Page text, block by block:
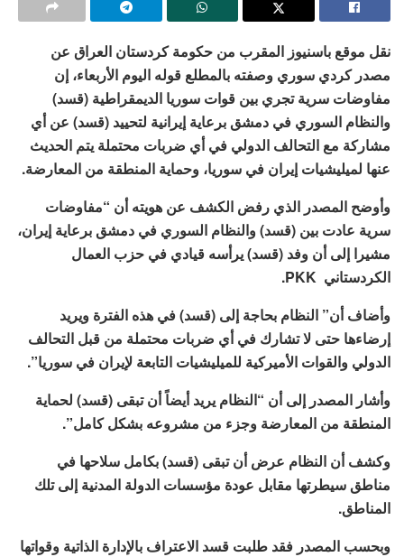
نقل موقع باسنيوز المقرب من حكومة كردستان العراق عن
مصدر كردي سوري وصفته بالمطلع قوله اليوم الأربعاء، إن
مفاوضات سرية تجري بين قوات سوريا الديمقراطية (قسد)
والنظام السوري في دمشق برعاية إيرانية لتحييد (قسد) عن أي
مشاركة مع التحالف الدولي في أي ضربات محتملة يتم الحديث
عنها لميليشيات إيران في سوريا، وحماية المنطقة من المعارضة.
وأوضح المصدر الذي رفض الكشف عن هويته أن “مفاوضات
سرية عادت بين (قسد) والنظام السوري في دمشق برعاية إيران،
مشيرا إلى أن وفد (قسد) يرأسه قيادي في حزب العمال
الكردستاني PKK.
وأضاف أن” النظام بحاجة إلى (قسد) في هذه الفترة ويريد
إرضاءها حتى لا تشارك في أي ضربات محتملة من قبل التحالف
الدولي والقوات الأميركية للميليشيات التابعة لإيران في سوريا”.
وأشار المصدر إلى أن “النظام يريد أيضاً أن تبقى (قسد) لحماية
المنطقة من المعارضة وجزء من مشروعه بشكل كامل”.
وكشف أن النظام عرض أن تبقى (قسد) بكامل سلاحها في
مناطق سيطرتها مقابل عودة مؤسسات الدولة المدنية إلى تلك
المناطق.
وبحسب المصدر فقد طلبت قسد الاعتراف بالإدارة الذاتية وقواتها